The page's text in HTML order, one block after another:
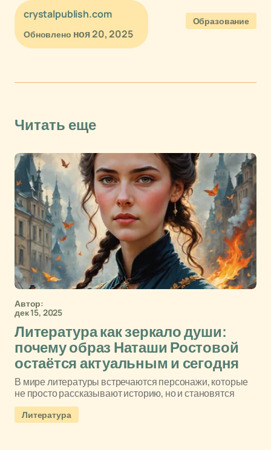
crystalpublish.com
Обновлено ноя 20, 2025
Образование
Читать еще
Автор:
дек 15, 2025
Литература как зеркало души:
почему образ Наташи Ростовой
остаётся актуальным и сегодня
В мире литературы встречаются персонажи, которые
не просто рассказывают историю, но и становятся
Литература